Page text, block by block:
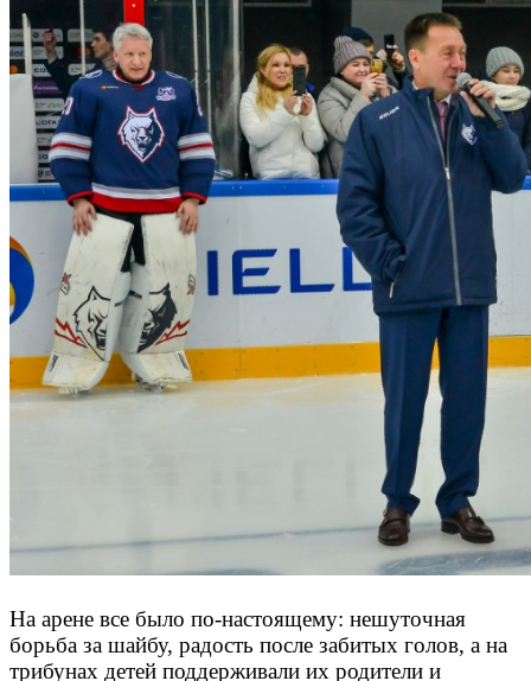
На арене все было по-настоящему: нешуточная
борьба за шайбу, радость после забитых голов, а на
трибунах детей поддерживали их родители и